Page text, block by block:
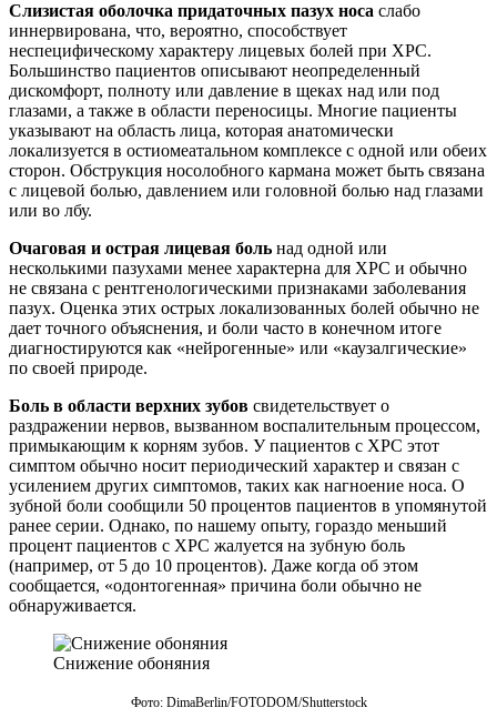
Слизистая оболочка придаточных пазух носа слабо
иннервирована, что, вероятно, способствует
неспецифическому характеру лицевых болей при ХРС.
Большинство пациентов описывают неопределенный
дискомфорт, полноту или давление в щеках над или под
глазами, а также в области переносицы. Многие пациенты
указывают на область лица, которая анатомически
локализуется в остиомеатальном комплексе с одной или обеих
сторон. Обструкция носолобного кармана может быть связана
с лицевой болью, давлением или головной болью над глазами
или во лбу.
Очаговая и острая лицевая боль над одной или
несколькими пазухами менее характерна для ХРС и обычно
не связана с рентгенологическими признаками заболевания
пазух. Оценка этих острых локализованных болей обычно не
дает точного объяснения, и боли часто в конечном итоге
диагностируются как «нейрогенные» или «каузалгические»
по своей природе.
Боль в области верхних зубов свидетельствует о
раздражении нервов, вызванном воспалительным процессом,
примыкающим к корням зубов. У пациентов с ХРС этот
симптом обычно носит периодический характер и связан с
усилением других симптомов, таких как нагноение носа. О
зубной боли сообщили 50 процентов пациентов в упомянутой
ранее серии. Однако, по нашему опыту, гораздо меньший
процент пациентов с ХРС жалуется на зубную боль
(например, от 5 до 10 процентов). Даже когда об этом
сообщается, «одонтогенная» причина боли обычно не
обнаруживается.
Снижение обоняния
Фото: DimaBerlin/FOTODOM/Shutterstoсk